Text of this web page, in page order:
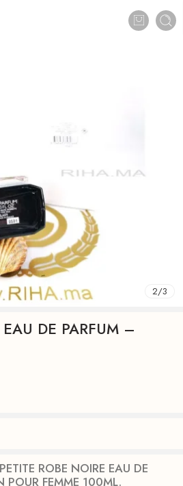
2/3
DE PARFUM –
ROBE NOIRE EAU DE
POUR FEMME 100ML.